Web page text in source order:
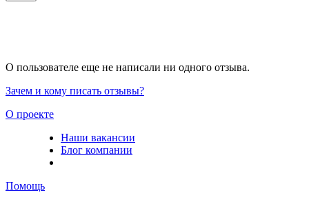
О пользователе еще не написали ни одного отзыва.
Зачем и кому писать отзывы?
О проекте
Наши вакансии
Блог компании
Помощь